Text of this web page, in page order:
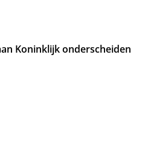
Koninklijk onderscheiden